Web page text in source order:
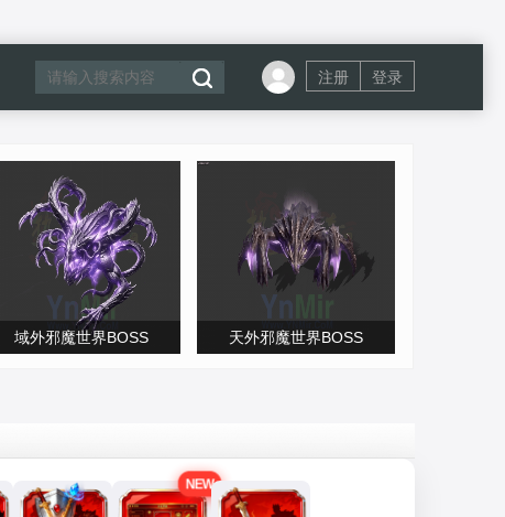
注册 登录
域外邪魔世界BOSS 天外邪魔世界BOSS
NEW